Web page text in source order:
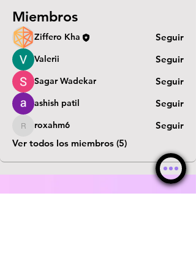
Miembros
Ziffero Kha Seguir
Valerii Seguir
Sagar Wadekar Seguir
ashish patil Seguir
roxahm6
roxahm6
Seguir
Ver todos los miembros (5)